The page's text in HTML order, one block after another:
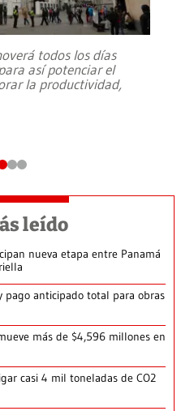
todos los días
así potenciar el
la productividad,
leído
nueva etapa entre Panamá
pago anticipado total para obras
más de $4,596 millones en
casi 4 mil toneladas de CO2